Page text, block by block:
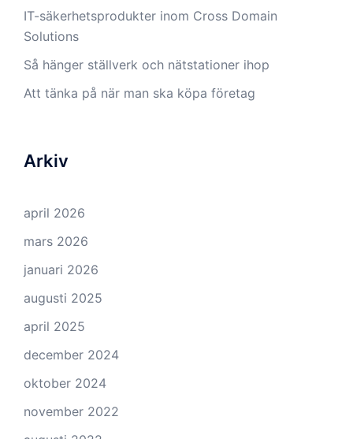
IT-säkerhetsprodukter inom Cross Domain
Solutions
Så hänger ställverk och nätstationer ihop
Att tänka på när man ska köpa företag
Arkiv
april 2026
mars 2026
januari 2026
augusti 2025
april 2025
december 2024
oktober 2024
november 2022